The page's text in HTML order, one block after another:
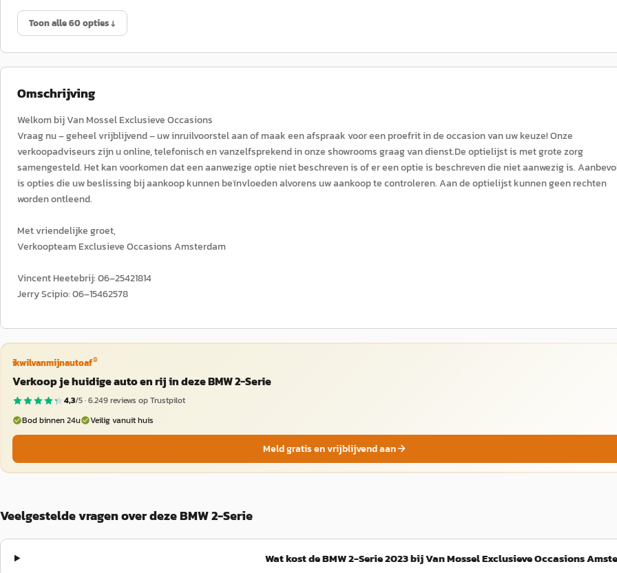
Toon alle 60 opties ↓
Omschrijving
Welkom bij Van Mossel Exclusieve Occasions
Vraag nu – geheel vrijblijvend – uw inruilvoorstel aan of maak een afspraak voor een proefrit in de occasion van uw keuze! Onze
verkoopadviseurs zijn u online, telefonisch en vanzelfsprekend in onze showrooms graag van dienst.De optielijst is met grote zorg
samengesteld. Het kan voorkomen dat een aanwezige optie niet beschreven is of er een optie is beschreven die niet aanwezig is.
is opties die uw beslissing bij aankoop kunnen beïnvloeden alvorens uw aankoop te controleren. Aan de optielijst kunnen geen rechten
worden ontleend.
Met vriendelijke groet,
Verkoopteam Exclusieve Occasions Amsterdam
Vincent Heetebrij: 06–25421814
Jerry Scipio: 06–15462578
ikwilvanmijnautoaf®
Verkoop je huidige auto en rij in deze BMW 2-Serie
4,3/5 ·6.249reviews op Trustpilot
Bod binnen 24u
Veilig vanuit huis
Meld gratis en vrijblijvend aan
Veelgestelde vragen over deze BMW 2-Serie
Wat kost de BMW 2-Serie 2023 bij Van Mossel Exclusieve Occasions